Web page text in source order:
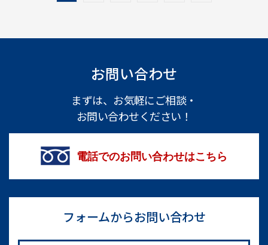
お問い合わせ
まずは、お気軽にご相談・
お問い合わせください！
電話でのお問い合わせはこちら
フォームからお問い合わせ